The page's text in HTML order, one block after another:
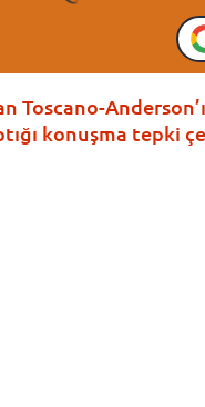
Toscano-
konuşma tepki